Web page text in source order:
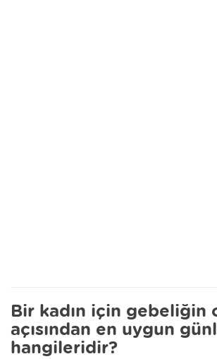
Bir kadın için gebeliğin
açısından en uygun
hangileridir?